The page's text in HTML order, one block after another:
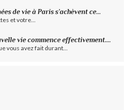
de vie à Paris s’achèvent ce...
et votre...
vie commence effectivement....
vous avez fait durant...